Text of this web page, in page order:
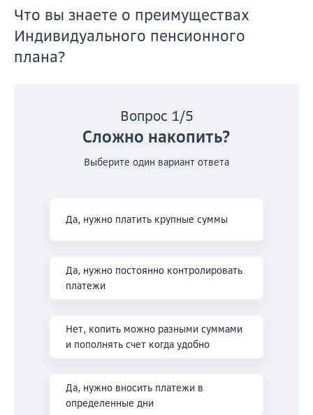
Что вы знаете о преимуществах
Индивидуального пенсионного
плана?
Сложно накопить?
Вопрос 1/5
Выберите один вариант ответа
Да, нужно платить крупные суммы
Да, нужно постоянно контролировать
платежи
Нет, копить можно разными суммами
и пополнять счет когда удобно
Да, нужно вносить платежи в
определенные дни